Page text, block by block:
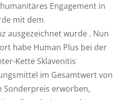
Engagement in
mit dem
ausgezeichnet wurde . Nun
habe Human Plus bei der
Kette Sklavenitis
im Gesamtwert von
Sonderpreis erworben,